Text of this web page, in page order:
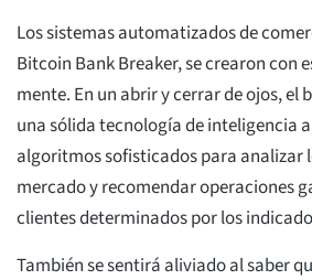
Los sistemas automatizados de
Bitcoin Bank Breaker, se crearon con
mente. En un abrir y cerrar de ojos, el
una sólida tecnología de inteligencia
algoritmos sofisticados para analizar
mercado y recomendar operaciones
clientes determinados por los
También se sentirá aliviado al saber